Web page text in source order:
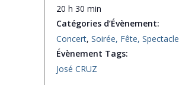
20 h 30 min
Catégories d’Évènement:
Concert, Soirée, Fête, Spectacle
Évènement Tags:
José CRUZ